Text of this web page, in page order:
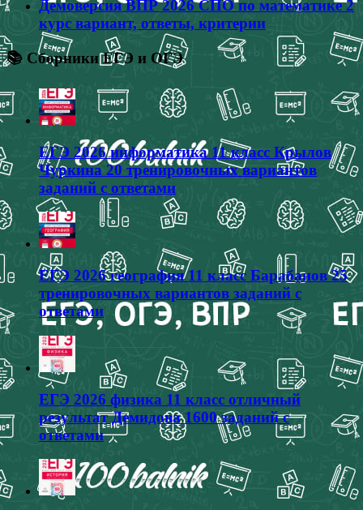
Демоверсия ВПР 2026 СПО по математике 2
курс вариант, ответы, критерии
📚 Сборники ЕГЭ и ОГЭ
ЕГЭ 2026 информатика 11 класс Крылов
Чуркина 20 тренировочных вариантов
заданий с ответами
ЕГЭ 2026 география 11 класс Барабанов 25
тренировочных вариантов заданий с
ответами
ЕГЭ 2026 физика 11 класс отличный
результат Демидова 1600 заданий с
ответами